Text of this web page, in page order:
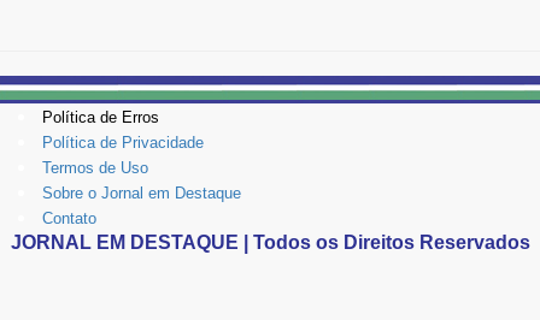
Política de Erros
Política de Privacidade
Termos de Uso
Sobre o Jornal em Destaque
Contato
JORNAL EM DESTAQUE | Todos os Direitos Reservados